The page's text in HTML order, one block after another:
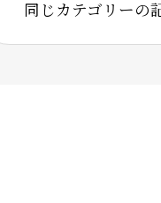
同じカテゴリー